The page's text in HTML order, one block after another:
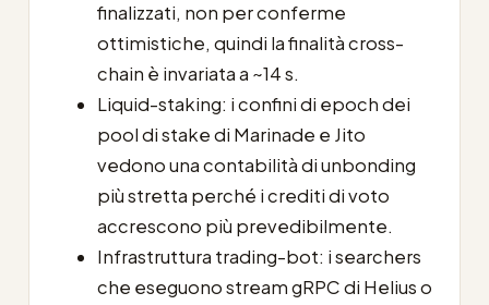
finalizzati, non per conferme
ottimistiche, quindi la finalità cross-
chain è invariata a ~14 s.
Liquid-staking: i confini di epoch dei
pool di stake di Marinade e Jito
vedono una contabilità di unbonding
più stretta perché i crediti di voto
accrescono più prevedibilmente.
Infrastruttura trading-bot: i searchers
che eseguono stream gRPC di Helius o